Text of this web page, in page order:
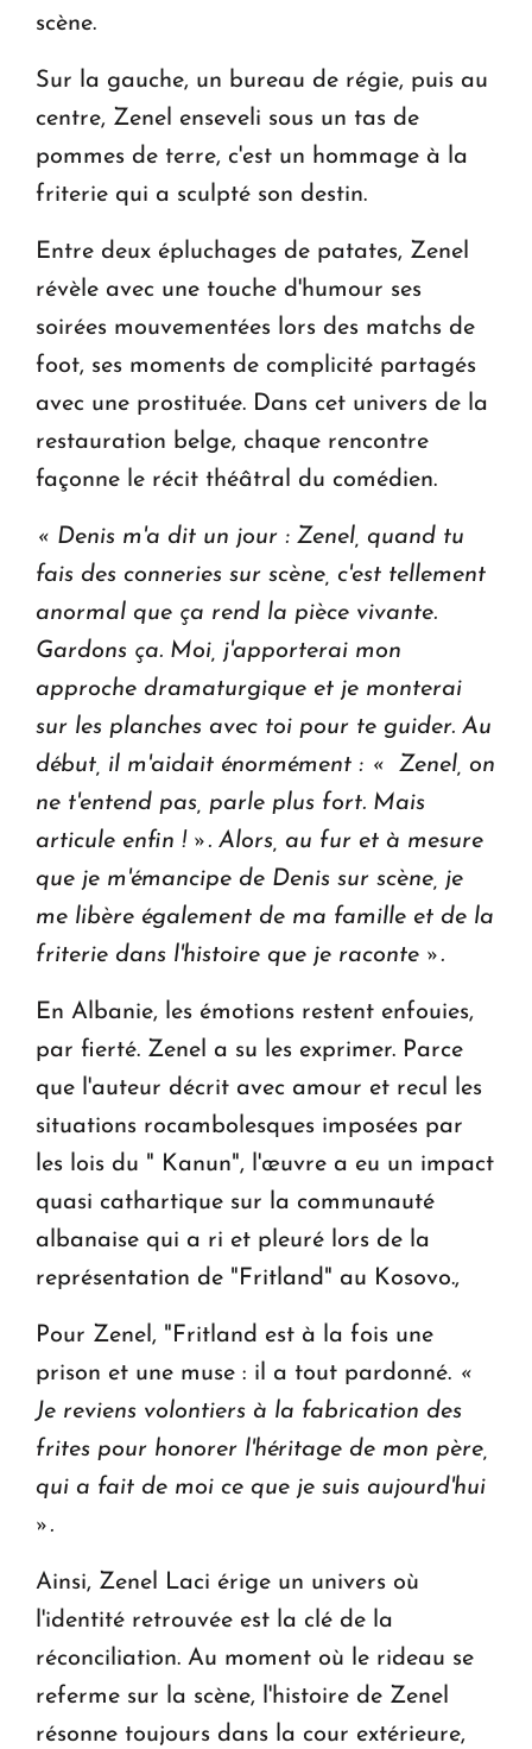
scène.
Sur la gauche, un bureau de régie, puis au
centre, Zenel enseveli sous un tas de
pommes de terre, c'est un hommage à la
friterie qui a sculpté son destin.
Entre deux épluchages de patates, Zenel
révèle avec une touche d'humour ses
soirées mouvementées lors des matchs de
foot, ses moments de complicité partagés
avec une prostituée. Dans cet univers de la
restauration belge, chaque rencontre
façonne le récit théâtral du comédien.
« Denis m'a dit un jour : Zenel, quand tu
fais des conneries sur scène, c'est tellement
anormal que ça rend la pièce vivante.
Gardons ça. Moi, j'apporterai mon
approche dramaturgique et je monterai
sur les planches avec toi pour te guider. Au
début, il m'aidait énormément : « Zenel, on
ne t'entend pas, parle plus fort. Mais
articule enfin ! ». Alors, au fur et à mesure
que je m'émancipe de Denis sur scène, je
me libère également de ma famille et de la
friterie dans l'histoire que je raconte ».
En Albanie, les émotions restent enfouies,
par fierté. Zenel a su les exprimer. Parce
que l'auteur décrit avec amour et recul les
situations rocambolesques imposées par
les lois du " Kanun", l'œuvre a eu un impact
quasi cathartique sur la communauté
albanaise qui a ri et pleuré lors de la
représentation de "Fritland" au Kosovo.,
Pour Zenel, "Fritland est à la fois une
prison et une muse : il a tout pardonné. «
Je reviens volontiers à la fabrication des
frites pour honorer l'héritage de mon père,
qui a fait de moi ce que je suis aujourd'hui
».
Ainsi, Zenel Laci érige un univers où
l'identité retrouvée est la clé de la
réconciliation. Au moment où le rideau se
referme sur la scène, l'histoire de Zenel
résonne toujours dans la cour extérieure,